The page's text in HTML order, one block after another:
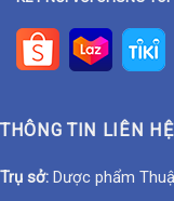
THÔNG TIN LIÊN HỆ
Trụ sở: Dược phẩm